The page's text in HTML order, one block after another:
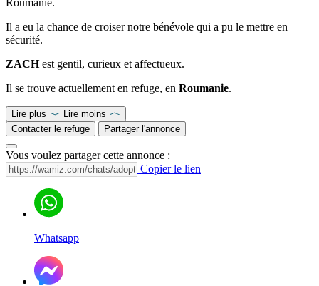
Il a eu la chance de croiser notre bénévole qui a pu le mettre en
sécurité.
ZACHest gentil, curieux et affectueux.
Il se trouve actuellement en refuge, en Roumanie.
Lire plus
Lire moins
Contacter le refuge
Partager l'annonce
Vous voulez partager cette annonce :
Copier le lien
Whatsapp